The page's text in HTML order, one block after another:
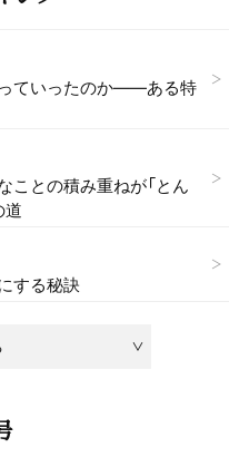
ていったのか——ある特
ことの積み重ねが「とん
道
する秘訣